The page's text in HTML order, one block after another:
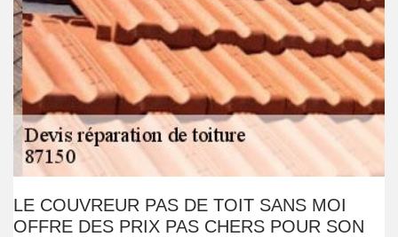
LE COUVREUR PAS DE TOIT SANS MOI
OFFRE DES PRIX PAS CHERS POUR SON